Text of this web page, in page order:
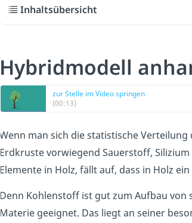
Inhaltsübersicht
Hybridmodell
zur Stelle im Video springen
(00:13)
Wenn man sich die statistische
Erdkruste vorwiegend Sauerstoff,
Elemente in Holz, fällt auf, dass in Holz
Denn Kohlenstoff ist gut zum Aufbau
Materie geeignet. Das liegt an seiner